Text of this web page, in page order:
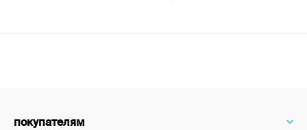
покупателям